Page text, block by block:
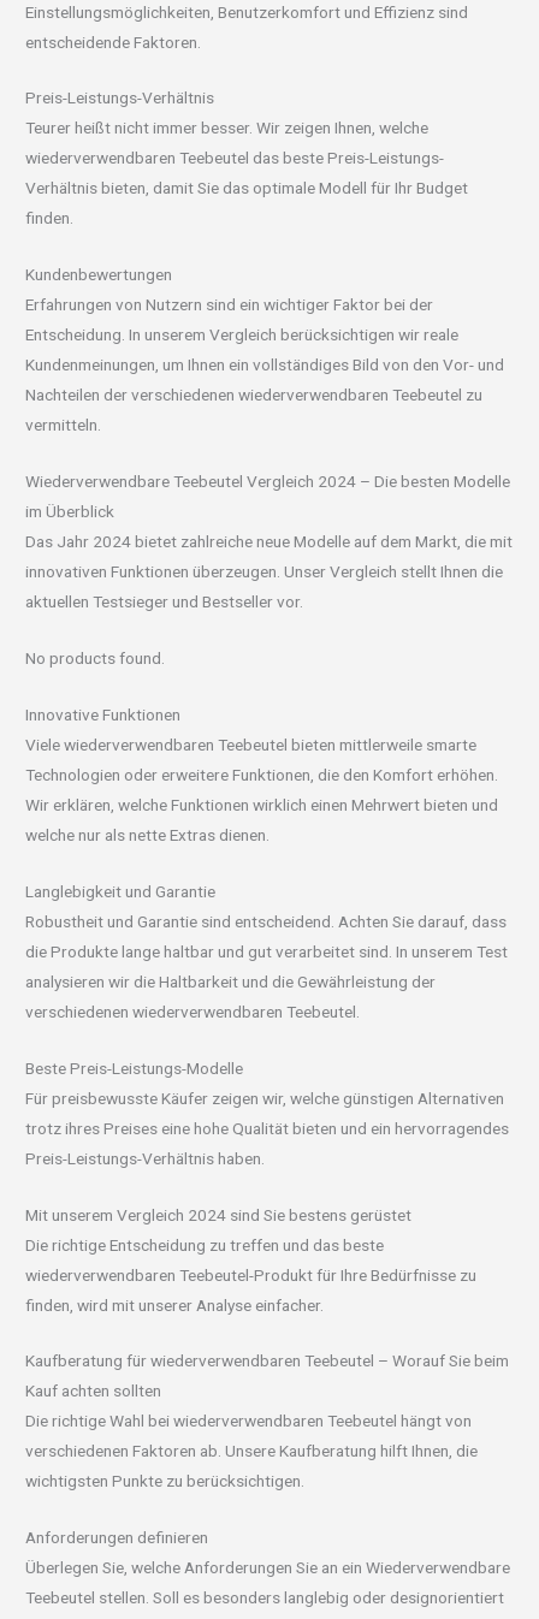
Einstellungsmöglichkeiten, Benutzerkomfort und Effizienz sind
entscheidende Faktoren.
Preis-Leistungs-Verhältnis
Teurer heißt nicht immer besser. Wir zeigen Ihnen, welche
wiederverwendbaren Teebeutel das beste Preis-Leistungs-
Verhältnis bieten, damit Sie das optimale Modell für Ihr Budget
finden.
Kundenbewertungen
Erfahrungen von Nutzern sind ein wichtiger Faktor bei der
Entscheidung. In unserem Vergleich berücksichtigen wir reale
Kundenmeinungen, um Ihnen ein vollständiges Bild von den Vor- und
Nachteilen der verschiedenen wiederverwendbaren Teebeutel zu
vermitteln.
Wiederverwendbare Teebeutel Vergleich 2024 – Die besten Modelle
im Überblick
Das Jahr 2024 bietet zahlreiche neue Modelle auf dem Markt, die mit
innovativen Funktionen überzeugen. Unser Vergleich stellt Ihnen die
aktuellen Testsieger und Bestseller vor.
No products found.
Innovative Funktionen
Viele wiederverwendbaren Teebeutel bieten mittlerweile smarte
Technologien oder erweitere Funktionen, die den Komfort erhöhen.
Wir erklären, welche Funktionen wirklich einen Mehrwert bieten und
welche nur als nette Extras dienen.
Langlebigkeit und Garantie
Robustheit und Garantie sind entscheidend. Achten Sie darauf, dass
die Produkte lange haltbar und gut verarbeitet sind. In unserem Test
analysieren wir die Haltbarkeit und die Gewährleistung der
verschiedenen wiederverwendbaren Teebeutel.
Beste Preis-Leistungs-Modelle
Für preisbewusste Käufer zeigen wir, welche günstigen Alternativen
trotz ihres Preises eine hohe Qualität bieten und ein hervorragendes
Preis-Leistungs-Verhältnis haben.
Mit unserem Vergleich 2024 sind Sie bestens gerüstet
Die richtige Entscheidung zu treffen und das beste
wiederverwendbaren Teebeutel-Produkt für Ihre Bedürfnisse zu
finden, wird mit unserer Analyse einfacher.
Kaufberatung für wiederverwendbaren Teebeutel – Worauf Sie beim
Kauf achten sollten
Die richtige Wahl bei wiederverwendbaren Teebeutel hängt von
verschiedenen Faktoren ab. Unsere Kaufberatung hilft Ihnen, die
wichtigsten Punkte zu berücksichtigen.
Anforderungen definieren
Überlegen Sie, welche Anforderungen Sie an ein Wiederverwendbare
Teebeutel stellen. Soll es besonders langlebig oder designorientiert